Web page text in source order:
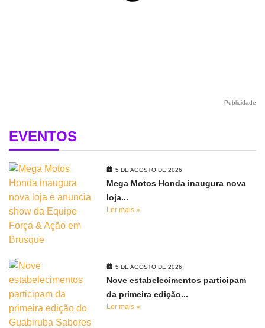
Publicidade
EVENTOS
5 DE AGOSTO DE 2026
Mega Motos Honda inaugura nova
loja...
Ler mais »
5 DE AGOSTO DE 2026
Nove estabelecimentos participam
da primeira edição...
Ler mais »